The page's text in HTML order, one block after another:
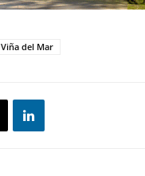
Viña del Mar